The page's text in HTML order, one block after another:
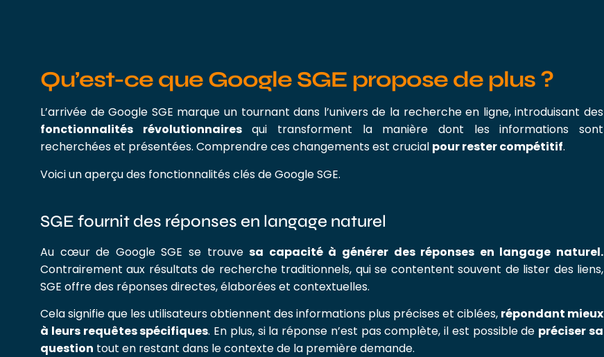
Qu’est-ce que Google SGE propose de plus ?
L’arrivée de Google SGE marque un tournant dans l’univers de la recherche en ligne, introduisant des
fonctionnalités révolutionnairesqui transforment la manière dont les informations sont
recherchées et présentées. Comprendre ces changements est crucial pour rester compétitif.
Voici un aperçu des fonctionnalités clés de Google SGE.
SGE fournit des réponses en langage naturel
Au cœur de Google SGE se trouvesa capacité à générer des réponses en langage naturel.
Contrairement aux résultats de recherche traditionnels, qui se contentent souvent de lister des liens,
SGE offre des réponses directes, élaborées et contextuelles.
Cela signifie que les utilisateurs obtiennent des informations plus précises et ciblées, répondant mieux
à leurs requêtes spécifiques. En plus, si la réponse n’est pas complète, il est possible de préciser sa
question tout en restant dans le contexte de la première demande.